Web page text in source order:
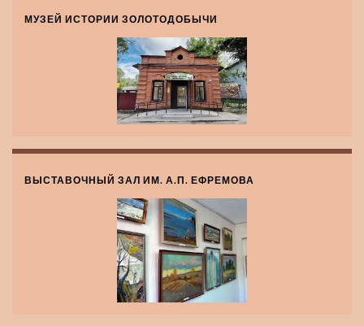
МУЗЕЙ ИСТОРИИ ЗОЛОТОДОБЫЧИ
ВЫСТАВОЧНЫЙ ЗАЛ ИМ. А.П. ЕФРЕМОВА